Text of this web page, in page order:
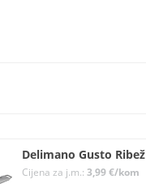
Delimano Gusto Ribež
Cijena za j.m.: 3,99 €/kom